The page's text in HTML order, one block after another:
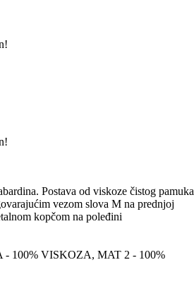
Postava od viskoze čistog pamuka
vezom slova M na prednjoj
kopčom na poleđini
- 100% VISKOZA, MAT 2 - 100%